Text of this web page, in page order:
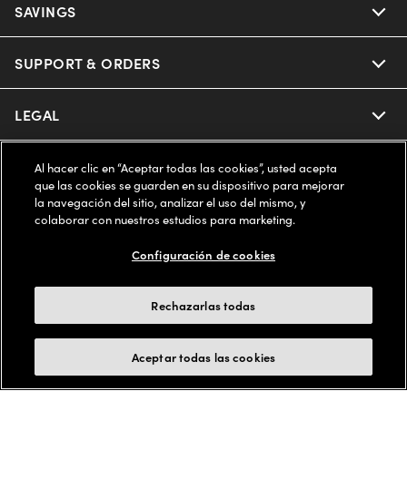
SAVINGS
SUPPORT & ORDERS
LEGAL
COMPANY INFO
ESTADOS UNIDOS (Español)
Learn More
Al hacer clic en “Aceptar todas las cookies”, usted acepta
que las cookies se guarden en su dispositivo para mejorar
la navegación del sitio, analizar el uso del mismo, y
colaborar con nuestros estudios para marketing.
Configuración de cookies
Rechazarlas todas
Aceptar todas las cookies